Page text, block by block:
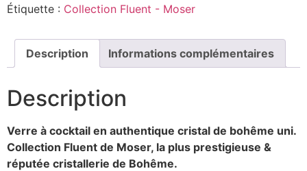
Étiquette : Collection Fluent - Moser
Description Informations complémentaires
Description
Verre à cocktail en authentique cristal de bohême uni.
Collection Fluent de Moser, la plus prestigieuse &
réputée cristallerie de Bohême.